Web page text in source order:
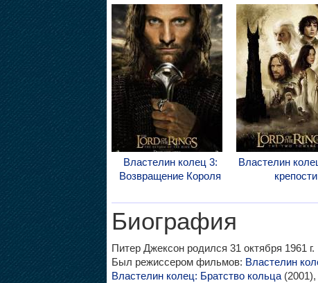
Властелин колец 3:
Возвращение Короля
Властелин
крепости
Биография
Питер Джексон родился 31 октября 1961 г.
Был режиссером фильмов: Властелин
Властелин колец: Братство кольца(2001),